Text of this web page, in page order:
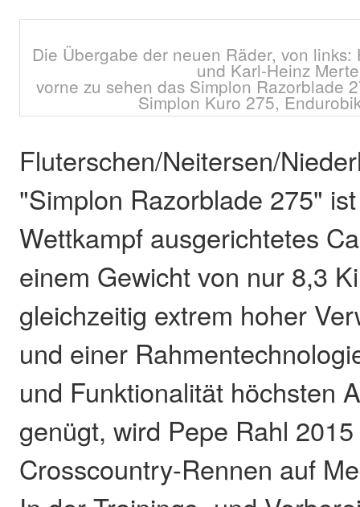
Die Übergabe der neuen Räder, von
und Karl-Heinz
vorne zu sehen das Simplon Razorblade
Simplon Kuro 275,
Fluterschen/Neitersen/
"Simplon Razorblade 275"
Wettkampf ausgerichtetes
einem Gewicht von nur 8,3
gleichzeitig extrem hoher
und einer
und Funktionalität höchsten
genügt, wird Pepe Rahl
Crosscountry-Rennen auf